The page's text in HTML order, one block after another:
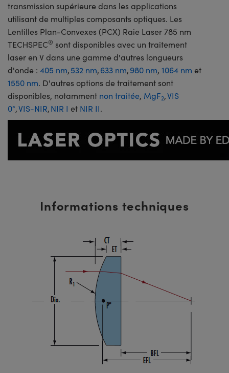
transmission supérieure dans les applications
utilisant de multiples composants optiques. Les
Lentilles Plan-Convexes (PCX) Raie Laser 785 nm
TECHSPEC® sont disponibles avec un traitement
laser en V dans une gamme d'autres longueurs
d'onde : 405 nm,532 nm,633 nm,980 nm, 1064 nm et
1550 nm. D'autres options de traitement sont
disponibles, notamment non traitée, MgF2,VIS
0°,VIS-NIR,NIR I et NIR II.
Informations techniques